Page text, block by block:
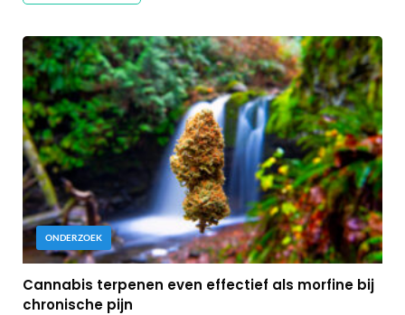
ONDERZOEK
Cannabis terpenen even effectief als morfine bij
chronische pijn